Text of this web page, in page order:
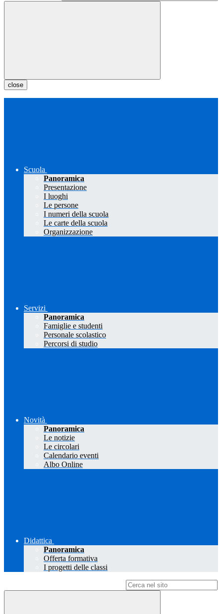
close
Scuola
Panoramica
Presentazione
I luoghi
Le persone
I numeri della scuola
Le carte della scuola
Organizzazione
Servizi
Panoramica
Famiglie e studenti
Personale scolastico
Percorsi di studio
Novità
Panoramica
Le notizie
Le circolari
Calendario eventi
Albo Online
Didattica
Panoramica
Offerta formativa
I progetti delle classi